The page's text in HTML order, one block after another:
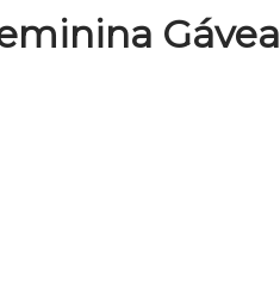
Gávea